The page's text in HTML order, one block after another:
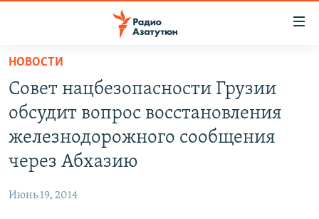
Перейти
основному
содержанию
Перейти
основной
Перейти
НОВОСТИ
ПОЛИТИКА
ОБЩЕСТВО
РЕГИОН
НОВОСТИ
Совет нацбезопасности Грузии
обсудит вопрос восстановления
железнодорожного сообщения
через Абхазию
Июнь 19, 2014